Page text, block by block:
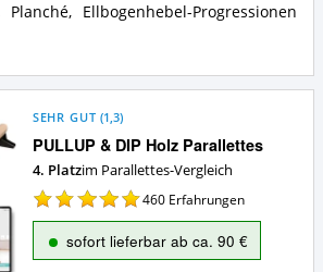
Planché, Ellbogenhebel-Progressionen
PULLUP & DIP Holz Parallettes
SEHR GUT (1,3)
4. Platzim Parallettes-Vergleich
460 Erfahrungen
sofort lieferbar ab ca. 90 €